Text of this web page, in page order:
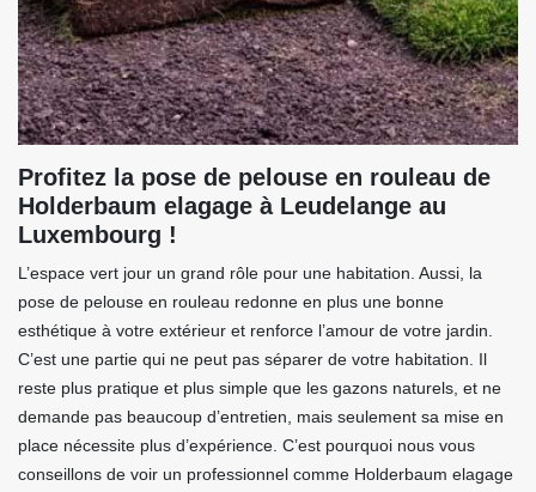
Profitez la pose de pelouse en rouleau de
Holderbaum elagage à Leudelange au
Luxembourg !
L’espace vert jour un grand rôle pour une habitation. Aussi, la
pose de pelouse en rouleau redonne en plus une bonne
esthétique à votre extérieur et renforce l’amour de votre jardin.
C’est une partie qui ne peut pas séparer de votre habitation. Il
reste plus pratique et plus simple que les gazons naturels, et ne
demande pas beaucoup d’entretien, mais seulement sa mise en
place nécessite plus d’expérience. C’est pourquoi nous vous
conseillons de voir un professionnel comme Holderbaum elagage